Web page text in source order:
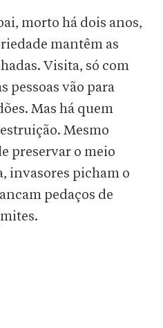
morto há dois anos,
mantêm as
Visita, só com
pessoas vão para
Mas há quem
Mesmo
preservar o meio
invasores picham o
pedaços de